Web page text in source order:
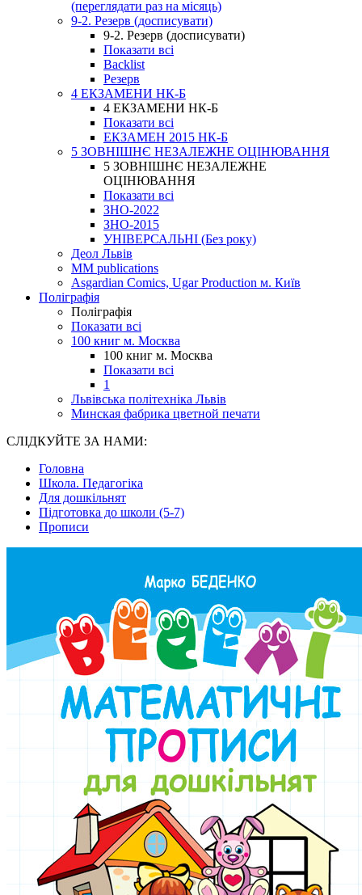
(переглядати раз на місяць)
9-2. Резерв (досписувати)
9-2. Резерв (досписувати)
Показати всі
Backlist
Резерв
4 ЕКЗАМЕНИ НК-Б
4 ЕКЗАМЕНИ НК-Б
Показати всі
ЕКЗАМЕН 2015 НК-Б
5 ЗОВНІШНЄ НЕЗАЛЕЖНЕ ОЦІНЮВАННЯ
5 ЗОВНІШНЄ НЕЗАЛЕЖНЕ
ОЦІНЮВАННЯ
Показати всі
ЗНО-2022
ЗНО-2015
УНІВЕРСАЛЬНІ (Без року)
Деол Львів
MM publications
Asgardian Comics, Ugar Production м. Київ
Поліграфія
Поліграфія
Показати всі
100 книг м. Москва
100 книг м. Москва
Показати всі
1
Львівська політехніка Львів
Минская фабрика цветной печати
СЛІДКУЙТЕ ЗА НАМИ:
Головна
Школа. Педагогіка
Для дошкільнят
Підготовка до школи (5-7)
Прописи